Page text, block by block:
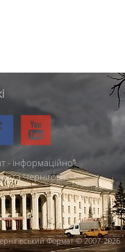
- інформаційно-
Чернігова.
Формат © 2007-2026.